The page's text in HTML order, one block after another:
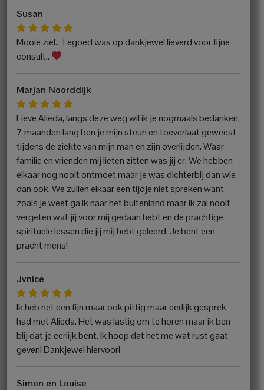
Susan
Mooie ziel.. Tegoed was op dankjewel lieverd voor fijne
consult..
Marjan Noorddijk
Lieve Alieda, langs deze weg wil ik je nogmaals bedanken.
7 maanden lang ben je mijn steun en toeverlaat geweest
tijdens de ziekte van mijn man en zijn overlijden. Waar
familie en vrienden mij lieten zitten was jij er. We hebben
elkaar nog nooit ontmoet maar je was dichterbij dan wie
dan ook. We zullen elkaar een tijdje niet spreken want
zoals je weet ga ik naar het buitenland maar ik zal nooit
vergeten wat jij voor mij gedaan hebt en de prachtige
spirituele lessen die jij mij hebt geleerd. Je bent een
pracht mens!
Jvnice
Ik heb net een fijn maar ook pittig maar eerlijk gesprek
had met Alieda. Het was lastig om te horen maar ik ben
blij dat je eerlijk bent. Ik hoop dat het me wat rust gaat
geven! Dankjewel hiervoor!
Simon en Louise